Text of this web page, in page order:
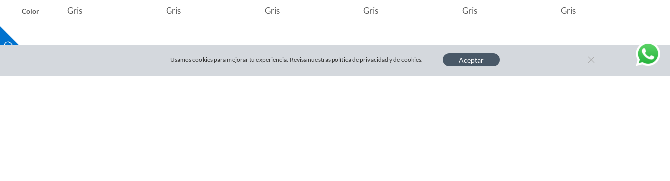
Color Gris Gris Gris Gris Gris Gris
¿Tienes dudas sobre este producto?
Usamos cookies para mejorar tu experiencia. Revisa nuestras política de privacidad y de cookies. Aceptar